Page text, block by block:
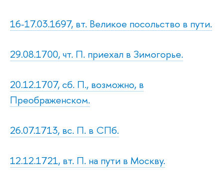
16-17.03.1697, вт. Великое посольство в пути.
29.08.1700, чт. П. приехал в Зимогорье.
20.12.1707, сб. П., возможно, в
Преображенском.
26.07.1713, вс. П. в СПб.
12.12.1721, вт. П. на пути в Москву.